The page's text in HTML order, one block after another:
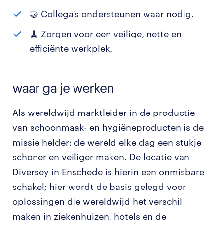
🤝 Collega’s ondersteunen waar nodig.
🧹 Zorgen voor een veilige, nette en
efficiënte werkplek.
waar ga je werken
Als wereldwijd marktleider in de productie
van schoonmaak- en hygiëneproducten is de
missie helder: de wereld elke dag een stukje
schoner en veiliger maken. De locatie van
Diversey in Enschede is hierin een onmisbare
schakel; hier wordt de basis gelegd voor
oplossingen die wereldwijd het verschil
maken in ziekenhuizen, hotels en de